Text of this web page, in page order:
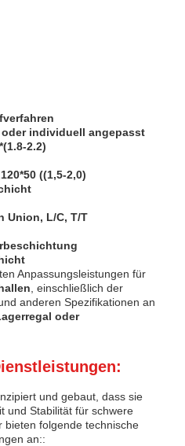
oder individuell angepasst
2.2)
((1,5-2,0)
Union, L/C, T/T
Anpassungsleistungen für
, einschließlich der
anderen Spezifikationen an
oder
und gebaut, dass sie
und Stabilität für schwere
bieten folgende technische
an::